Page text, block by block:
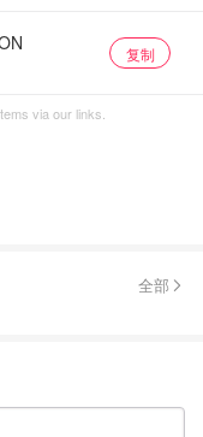
复制
via our links.
全部